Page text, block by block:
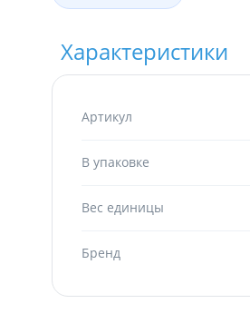
Характеристики
Артикул
В упаковке
Вес единицы
Бренд